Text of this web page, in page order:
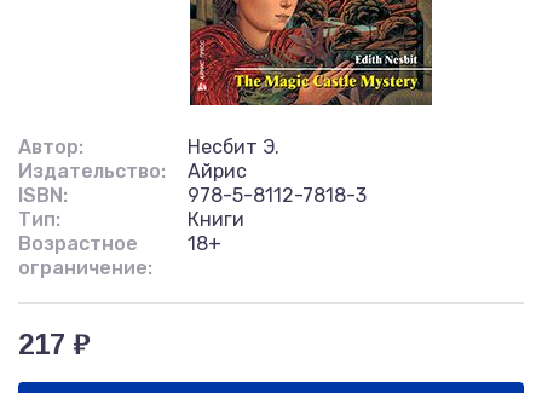
Автор:
Несбит Э.
Издательство:
Айрис
ISBN:
978-5-8112-7818-3
Тип:
Книги
Возрастное
ограничение:
18+
217 ₽